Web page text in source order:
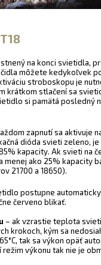
na konci svietidla,
môžete kedykoľvek
stroboskopu je
krátkom stlačení sa
si pamätá posledný
zapnutí sa aktivuje
dióda svieti zeleno,
kapacity. Ak svieti na
menej ako 25% kapacity
21700 a 18650).
postupne
červeno blikať.
– ak vzrastie teplota
krokoch, kým sa
tak sa výkon opäť
výkonu tak nie je